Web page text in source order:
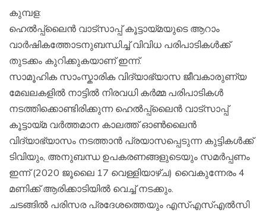
കുമ്പള:
ഹെൽപ്പ്ലൈൻ വാട്സാപ്പ് കൂട്ടായ്മയുടെ ആറാം
വാർഷികത്തോടനുബന്ധിച്ച് വിവിധ പരിപാടികൾക്ക്
തുടക്കം കുറിക്കുകയാണ് ഇന്ന്.
സാമൂഹിക സാംസ്കാരിക വിദ്യാഭ്യാസ ജീവകാരുണ്യ
മേഖലകളിൽ നാട്ടിൽ നിരവധി കർമ്മ പരിപാടികൾ
നടത്തിക്കൊണ്ടിരിക്കുന്ന ഹെൽപ്പ്‌ലൈൻ വാട്സാപ്പ്
കൂട്ടായ്മ വർത്തമാന കാലത്ത് ഓൺലൈൻ
വിദ്യാഭ്യാസം നടത്താൻ പ്രയാസപ്പെടുന്ന കുട്ടികൾക്ക്
ടിവിയും, അനുബന്ധ ഉപകരണങ്ങളുടെയും സമർപ്പണം
ഇന്ന് (2020 ജൂലൈ 17 വെള്ളിയാഴ്ച) വൈകുന്നേരം 4
മണിക്ക് ആരിക്കാടിയിൽ വെച്ച് നടക്കും.
ചടങ്ങിൽ പരിസര പ്രദേശത്തെയും എസ്എസ്എൽസി